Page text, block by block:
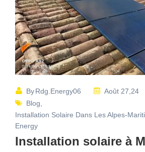
ByRdg.energy06
Août 27,24
Blog
Installation Solaire Dans Les Alpes-
Energy
Installation solaire à